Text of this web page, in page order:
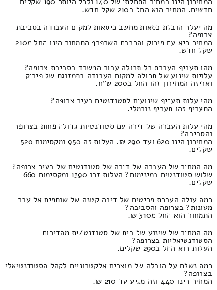
חדשים. המחיר הוא החל ב210 שקל חדש.
מה יעלה הובלת כסאות מחשב כיסאות למקום העבודה בסביבת
צרופה?
המחיר היא עם פירוק והרכבת השרפרף התמחור הינו החל מ210
שקל חדש.
מהו תעריף העברת כל תכולה עבור המשרד בסביבת צרופה?
עלויות שינוע של תכולה למקום העבודה בתמזוגת של פירוק
ואריזה המחירון זהו החל ב200 ש"ח.
מהי עלות תעריף שינועים לסטודנטים בעיר צרופה?
התעריף זהו תעריף נורמלי.
מהי עלות העברה של דירה עם סטודנטיות גדולה פחות בצרופה
והסביבה?
המחירון הינו 620 ועד 290 ₪. העלות זה 950 ומקסימום 520
שקלים.
מה המחיר של העברה של דירה של סטודנטים של בעיר צרופה?
שלוש סטודנטים במינימום? העלות זהו 1390 ומקסימום 660
שקלים.
כמה עולה העברת פריטים של דירה קטנה של שותפים אל עבר
מעונות? בצרופה והסביבה?
התמחור הוא החל מ310 ₪.
מה המחיר של שינוע של בית של סטודנט/ית מהדירות
הסטודנטיאליות בצרופה?
העלות הוא החל ב290 שקלים.
כמה נשלם על הובלה של מוצרים אלקטרוניים לקהל הסטודנטיאלי
בצרופה?
המחיר הינו 440 וזה מגיע עד 210 ₪.